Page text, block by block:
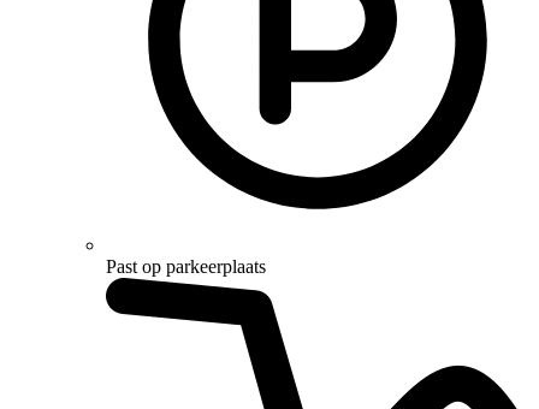
Past op parkeerplaats